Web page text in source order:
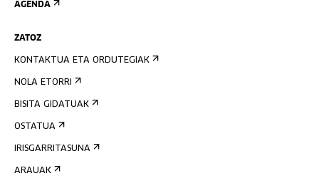
AGENDA
ZATOZ
KONTAKTUA ETA ORDUTEGIAK
NOLA ETORRI
BISITA GIDATUAK
OSTATUA
IRISGARRITASUNA
ARAUAK